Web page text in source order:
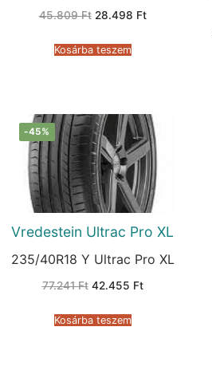
45.809Ft Original
45.809 Ft.
28.498 FtCurrent
Kosárba teszem
-45%
Vredestein Ultrac Pro XL
235/40R18 Y Ultrac Pro XL
77.241Ft Original
77.241 Ft.
42.455 FtCurrent
Kosárba teszem